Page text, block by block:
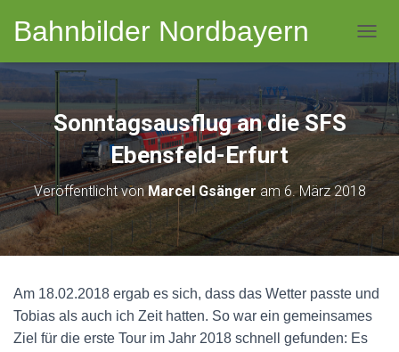
Bahnbilder Nordbayern
Sonntagsausflug an die SFS
Ebensfeld-Erfurt
Veröffentlicht vonMarcel Gsängeram 6. März 2018
Am 18.02.2018 ergab es sich, dass das Wetter passte und
Tobias als auch ich Zeit hatten. So war ein gemeinsames
Ziel für die erste Tour im Jahr 2018 schnell gefunden: Es